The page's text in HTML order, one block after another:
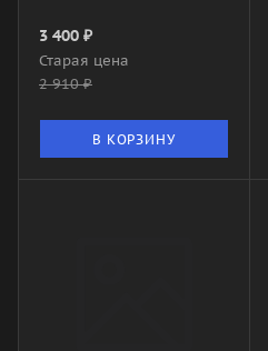
3 400 ₽
Старая цена
2 910₽
В КОРЗИНУ